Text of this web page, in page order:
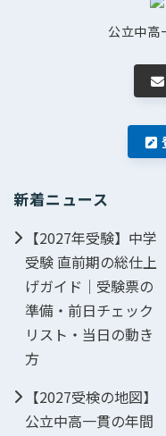
公立中高
新着ニュース
【2027年受験】中学
受験 直前期の総仕上
げガイド｜受験票の
準備・前日チェック
リスト・当日の動き
方
【2027受検の地図】
公立中高一貫の年間